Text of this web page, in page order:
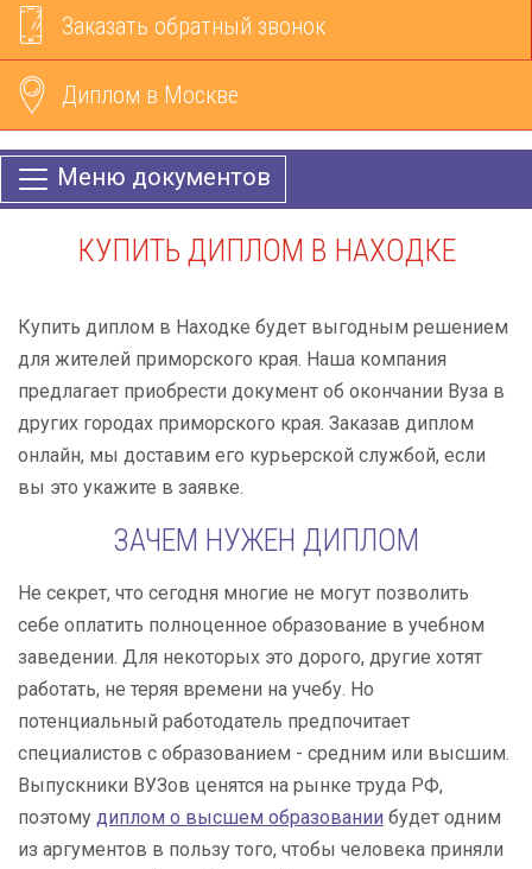
Заказать обратный звонок
Диплом в Москве
Меню документов
КУПИТЬ ДИПЛОМ В НАХОДКЕ
Купить диплом в Находке будет выгодным решением
для жителей приморского края. Наша компания
предлагает приобрести документ об окончании Вуза в
других городах приморского края. Заказав диплом
онлайн, мы доставим его курьерской службой, если
вы это укажите в заявке.
ЗАЧЕМ НУЖЕН ДИПЛОМ
Не секрет, что сегодня многие не могут позволить
себе оплатить полноценное образование в учебном
заведении. Для некоторых это дорого, другие хотят
работать, не теряя времени на учебу. Но
потенциальный работодатель предпочитает
специалистов с образованием - средним или высшим.
Выпускники ВУЗов ценятся на рынке труда РФ,
поэтому диплом о высшем образовании будет одним
из аргументов в пользу того, чтобы человека приняли